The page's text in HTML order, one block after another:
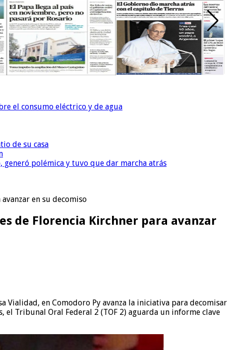
el consumo eléctrico y de agua
de su casa
polémica y tuvo que dar marcha atrás
en su decomiso
de Florencia Kirchner para avanzar
Vialidad, en Comodoro Py avanza la iniciativa para decomisar
el Tribunal Oral Federal 2 (TOF 2) aguarda un informe clave